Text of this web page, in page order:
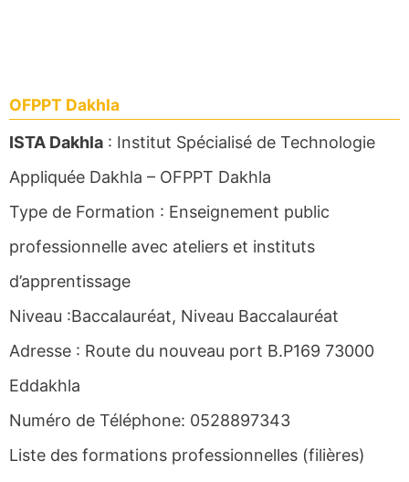
OFPPT Dakhla
ISTA Dakhla : Institut Spécialisé de Technologie
Appliquée Dakhla – OFPPT Dakhla
Type de Formation : Enseignement public
professionnelle avec ateliers et instituts
d’apprentissage
Niveau :Baccalauréat, Niveau Baccalauréat
Adresse : Route du nouveau port B.P169 73000
Eddakhla
Numéro de Téléphone: 0528897343
Liste des formations professionnelles (filières)